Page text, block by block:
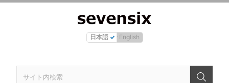
日本語 English